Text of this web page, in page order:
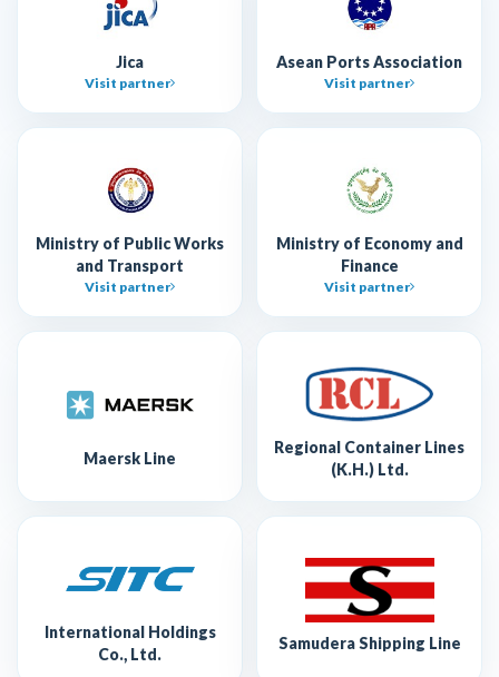
Jica
Visit partner
Asean Ports Association
Visit partner
Ministry of Public Works
and Transport
Visit partner
Ministry of Economy and
Finance
Visit partner
Maersk Line
Regional Container Lines
(K.H.) Ltd.
International Holdings
Co., Ltd.
Samudera Shipping Line